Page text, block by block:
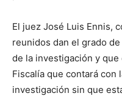
El juez José Luis Ennis,
reunidos dan el grado
de la investigación y
Fiscalía que contará con
investigación sin que